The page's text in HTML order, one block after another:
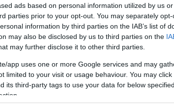
ads based on personal information utilized by us
parties prior to your opt-out. You may separately
information by third parties on the IAB’s list of
may also be disclosed by us to third parties on the
may further disclose it to other third parties.
app uses one or more Google services and may
limited to your visit or usage behaviour. You may
its third-party tags to use your data for below
Google
περπατούσανκατσαρίδες ,
νερόκαι επικίνδυνα σύρματα να
κοιμηθούνμαθητέςτης Α΄ τάξης
στο πλαίσιο
τηςΚύπρου.